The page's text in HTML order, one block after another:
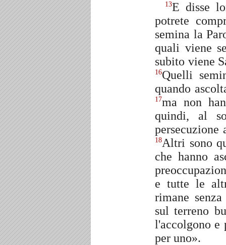
13E disse
potrete
semina la
quali viene
subito viene
16Quelli
quando
17ma non
quindi, al
persecuzione
18Altri sono
che hanno
e tutte le
rimane
sul terreno
l'accolgono e
per uno».